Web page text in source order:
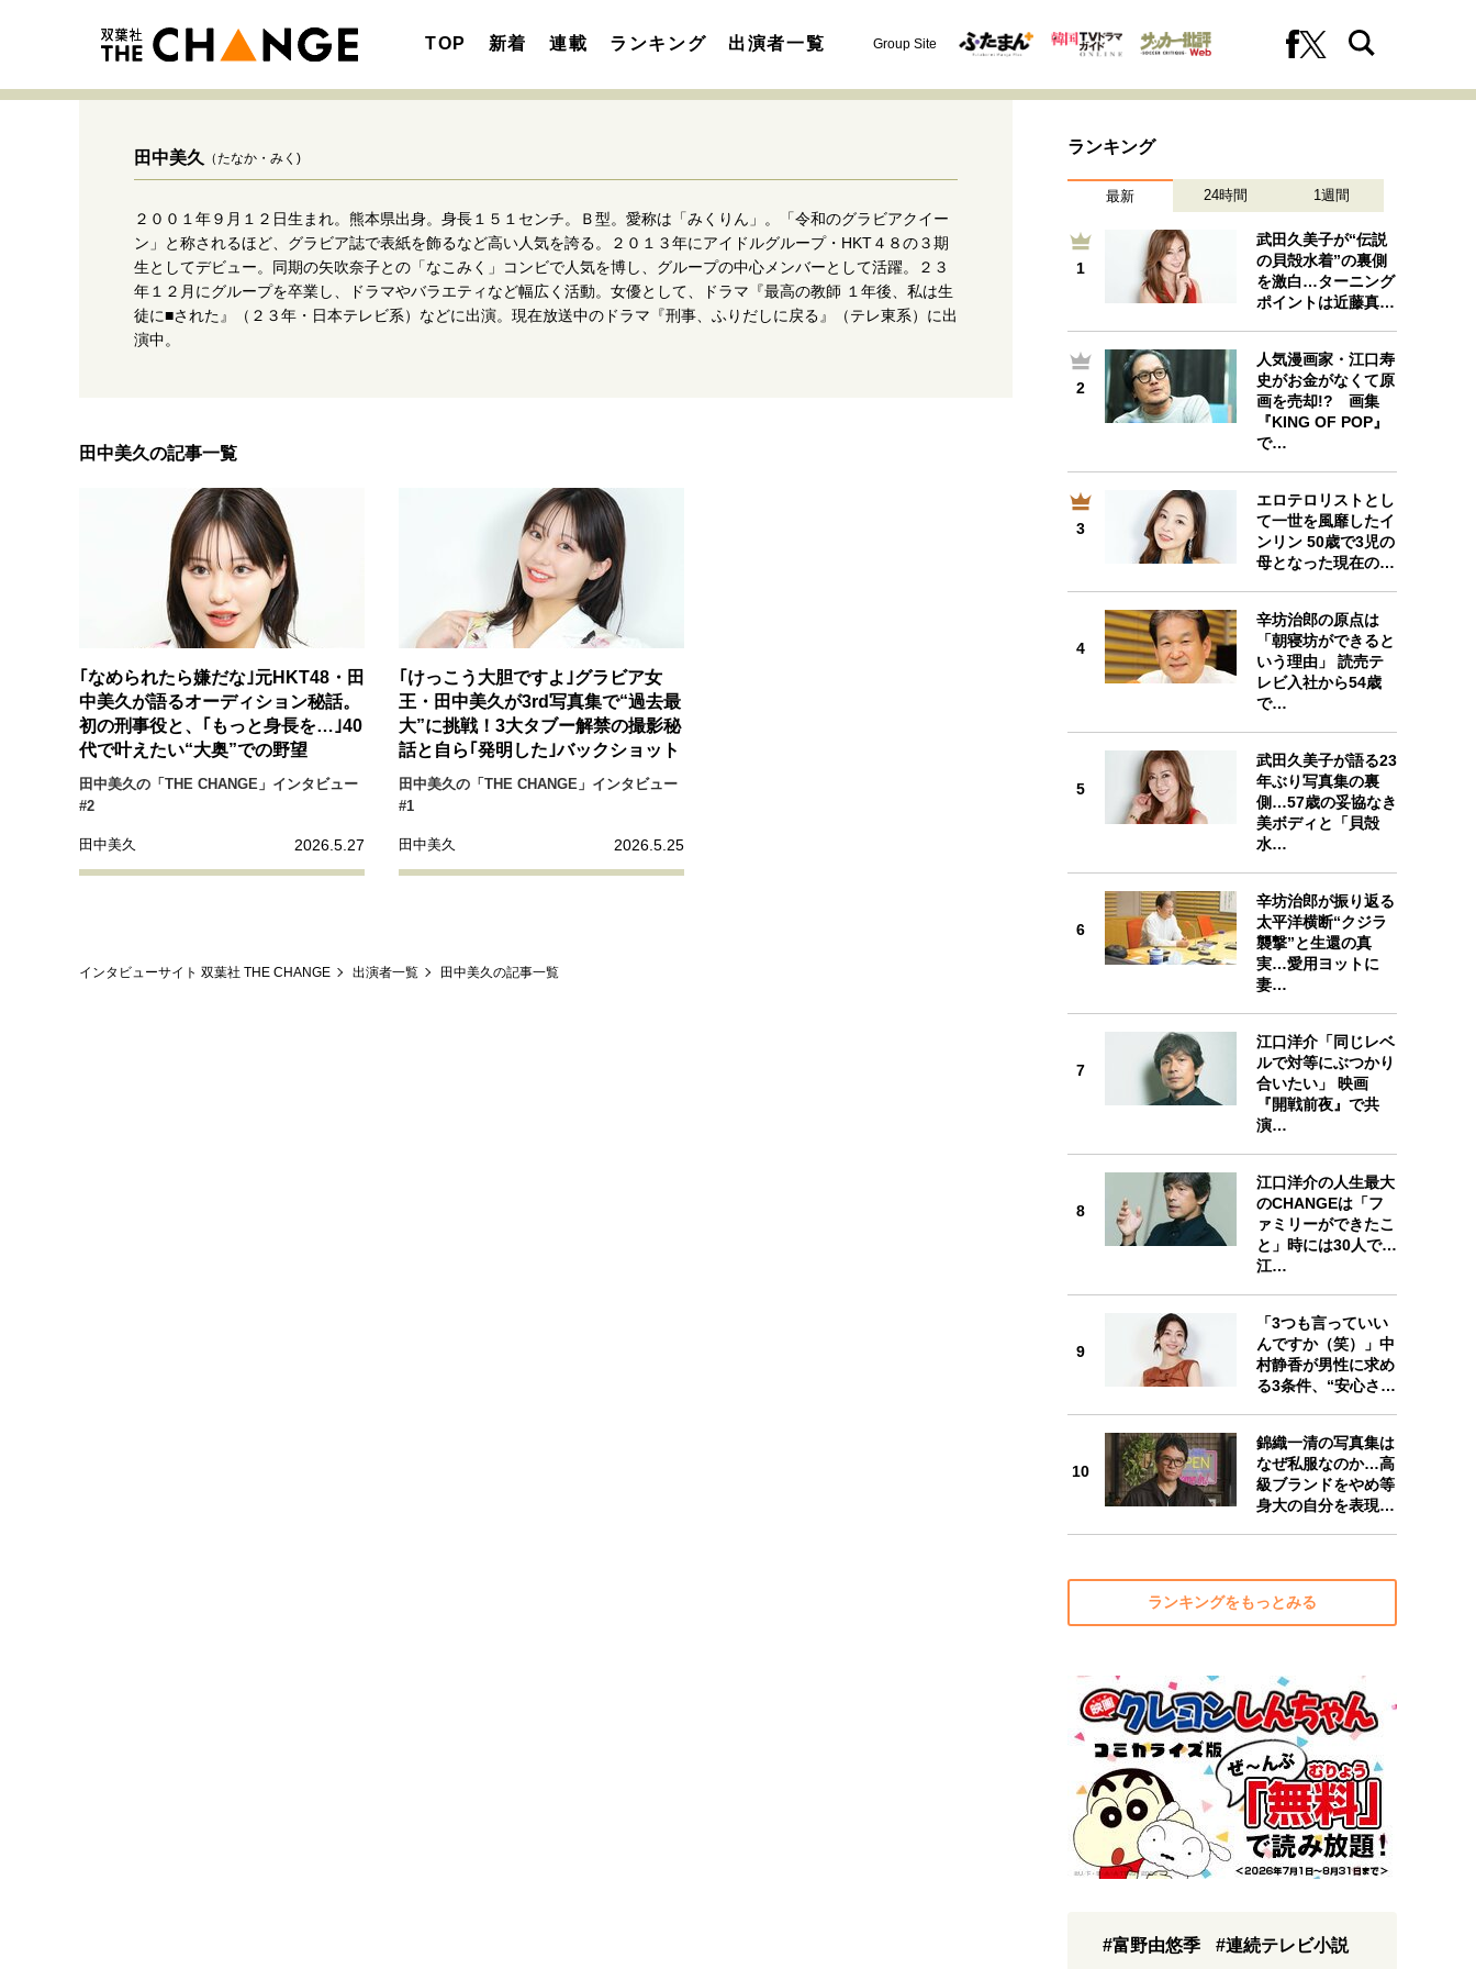
TOP 新着 連載 ランキング 出演者一覧 Group Site
SPECIAL 注目の記事テーマで探す
サイトの核・哲学 運命を変えた出会い 決断の裏側 挫折からの再起 未知への挑戦
プロフェッショナルの矜持
表現者の葛藤
人生が動いた日 10代の挫折と原点
ファーストキャリアを拓く
経営・ビジネス リーダーの流儀
マインドセット 重圧との向き合い方
ライフスタイル・生き方 40代からの景色 50代のリアル
親になるということ
病が教えてくれたこと
私を彩るエッセンス
60代のネクストステージ
社会・カルチャー・マネー 地域とつながる/お金との付き合い方
田中美久 （たなか・みく)
２００１年９月１２日生まれ。熊本県出身。身長１５１センチ。Ｂ型。愛称は「みくりん」。「令和のグラビアクイー
ン」と称されるほど、グラビア誌で表紙を飾るなど高い人気を誇る。２０１３年にアイドルグループ・HKT４８の３期
生としてデビュー。同期の矢吹奈子との「なこみく」コンビで人気を博し、グループの中心メンバーとして活躍。２３
年１２月にグループを卒業し、ドラマやバラエティなど幅広く活動。女優として、ドラマ『最高の教師 １年後、私は生
徒に■された』（２３年・日本テレビ系）などに出演。現在放送中のドラマ『刑事、ふりだしに戻る』（テレ東系）に出
演中。
田中美久の記事一覧
｢なめられたら嫌だな｣元HKT48・田
中美久が語るオーディション秘話。
初の刑事役と、｢もっと身長を…｣40
代で叶えたい“大奥”での野望
田中美久の「THE CHANGE」インタビュー
#2
田中美久 2026.5.27
｢けっこう大胆ですよ｣グラビア女
王・田中美久が3rd写真集で“過去最
大”に挑戦！3大タブー解禁の撮影秘
話と自ら｢発明した｣バックショット
田中美久の「THE CHANGE」インタビュー
#1
田中美久 2026.5.25
インタビューサイト 双葉社 THE CHANGE 出演者一覧 田中美久の記事一覧
ランキング
最新 24時間 1週間
1
武田久美子が“伝説
の貝殻水着”の裏側
を激白…ターニング
ポイントは近藤真…
2
人気漫画家・江口寿
史がお金がなくて原
画を売却!? 画集
『KING OF POP』
で…
3
エロテロリストとし
て一世を風靡したイ
ンリン 50歳で3児の
母となった現在の…
4
辛坊治郎の原点は
「朝寝坊ができると
いう理由」 読売テ
レビ入社から54歳
で…
5
武田久美子が語る23
年ぶり写真集の裏
側…57歳の妥協なき
美ボディと「貝殻
水…
6
辛坊治郎が振り返る
太平洋横断“クジラ
襲撃”と生還の真
実…愛用ヨットに
妻…
7
江口洋介「同じレベ
ルで対等にぶつかり
合いたい」 映画
『開戦前夜』で共
演…
8
江口洋介の人生最大
のCHANGEは「フ
ァミリーができたこ
と」時には30人で…
江…
9
「3つも言っていい
んですか（笑）」中
村静香が男性に求め
る3条件、“安心さ…
10
錦織一清の写真集は
なぜ私服なのか…高
級ブランドをやめ等
身大の自分を表現…
ランキングをもっとみる
#富野由悠季 #連続テレビ小説